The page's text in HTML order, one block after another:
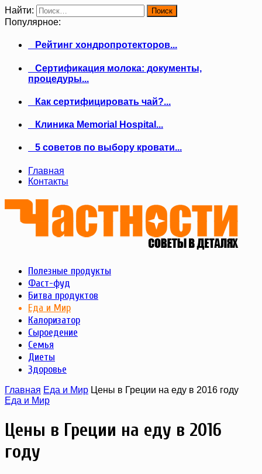
Найти:
Популярное:
Рейтинг хондропротекторов...
Сертификация молока: документы,
процедуры...
Как сертифицировать чай?...
Клиника Memorial Hospital...
5 советов по выбору кровати...
Главная
Контакты
Полезные продукты
Фаст-фуд
Битва продуктов
Еда и Мир
Калоризатор
Сыроедение
Семья
Диеты
Здоровье
Главная Еда и Мир Цены в Греции на еду в 2016 году
Еда и Мир
Цены в Греции на еду в 2016
году